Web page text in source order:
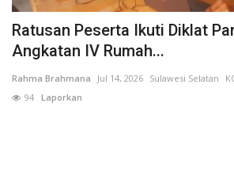
Ratusan Peserta Ikuti Diklat
Angkatan IV Rumah...
Rahma Brahmana Jul 14, 2026 Sulawesi Selatan
94 Laporkan